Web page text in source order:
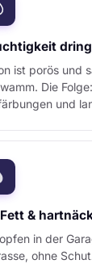
ist porös und
Die
und
&
in der
ohne